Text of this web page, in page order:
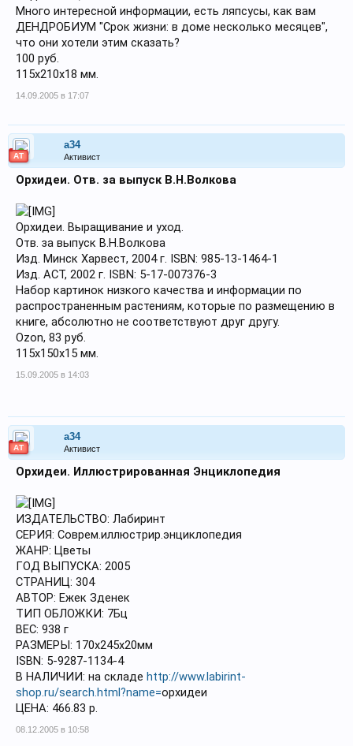
Много интересной информации, есть ляпсусы, как вам
ДЕНДРОБИУМ "Срок жизни: в доме несколько месяцев",
что они хотели этим сказать?
100 руб.
115х210х18 мм.
14.09.2005 в 17:07
АТ
a34
Активист
Орхидеи. Отв. за выпуск В.Н.Волкова
Орхидеи. Выращивание и уход.
Отв. за выпуск В.Н.Волкова
Изд. Минск Харвест, 2004 г. ISBN: 985-13-1464-1
Изд. АСТ, 2002 г. ISBN: 5-17-007376-3
Набор картинок низкого качества и информации по
распространенным растениям, которые по размещению в
книге, абсолютно не соответствуют друг другу.
Ozon, 83 руб.
115х150х15 мм.
15.09.2005 в 14:03
АТ
a34
Активист
Орхидеи. Иллюстрированная Энциклопедия
ИЗДАТЕЛЬСТВО: Лабиринт
СЕРИЯ: Соврем.иллюстрир.энциклопедия
ЖАНР: Цветы
ГОД ВЫПУСКА: 2005
СТРАНИЦ: 304
АВТОР: Ежек Зденек
ТИП ОБЛОЖКИ: 7Бц
ВЕС: 938 г
РАЗМЕРЫ: 170x245x20мм
ISBN: 5-9287-1134-4
В НАЛИЧИИ: на складе http://www.labirint-
shop.ru/search.html?name=орхидеи
ЦЕНА: 466.83 р.
08.12.2005 в 10:58